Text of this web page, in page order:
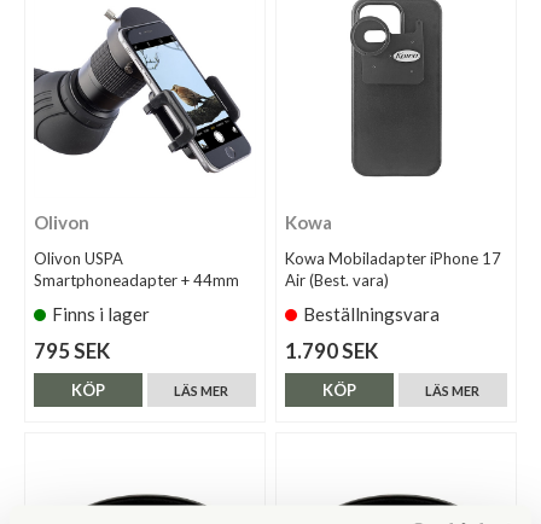
Olivon
Olivon USPA
Smartphoneadapter + 44mm
Finns i lager
795 SEK
LÄS MER
KÖP
Kowa
Kowa Mobiladapter iPhone 17
Air (Best. vara)
Beställningsvara
1.790 SEK
LÄS MER
KÖP